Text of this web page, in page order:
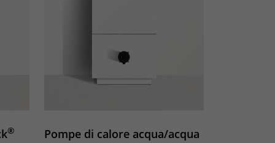
® Pompe di calore acqua/acqua